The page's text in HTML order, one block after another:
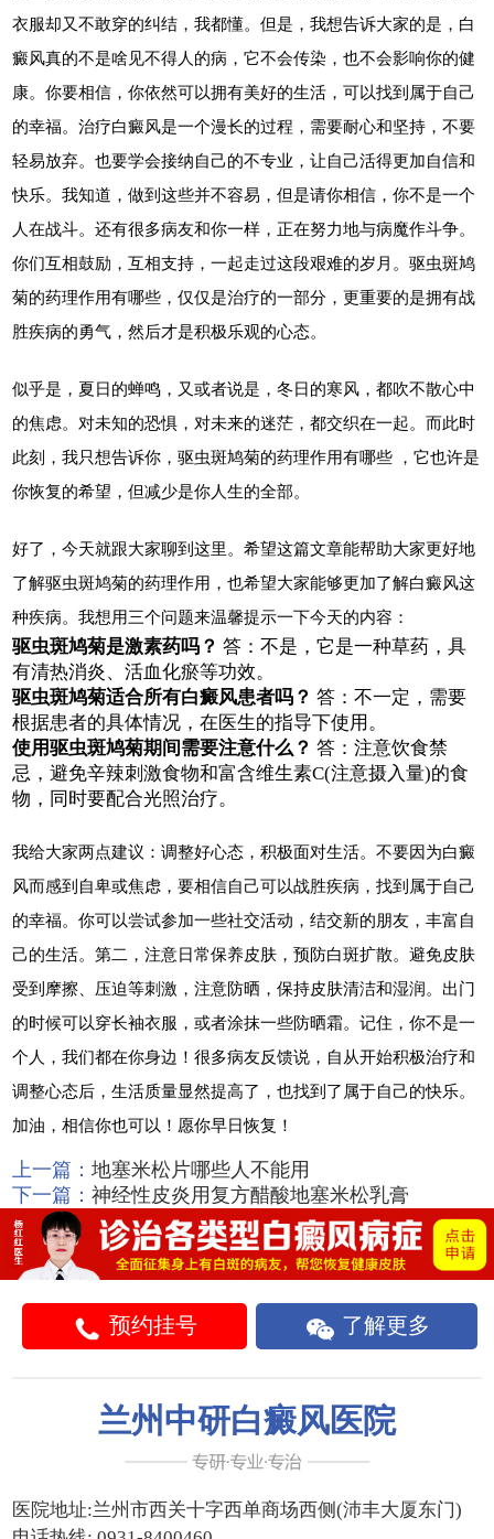
衣服却又不敢穿的纠结，我都懂。但是，我想告诉大家的是，白
癜风真的不是啥见不得人的病，它不会传染，也不会影响你的健
康。你要相信，你依然可以拥有美好的生活，可以找到属于自己
的幸福。治疗白癜风是一个漫长的过程，需要耐心和坚持，不要
轻易放弃。也要学会接纳自己的不专业，让自己活得更加自信和
快乐。我知道，做到这些并不容易，但是请你相信，你不是一个
人在战斗。还有很多病友和你一样，正在努力地与病魔作斗争。
你们互相鼓励，互相支持，一起走过这段艰难的岁月。驱虫斑鸠
菊的药理作用有哪些，仅仅是治疗的一部分，更重要的是拥有战
胜疾病的勇气，然后才是积极乐观的心态。
似乎是，夏日的蝉鸣，又或者说是，冬日的寒风，都吹不散心中
的焦虑。对未知的恐惧，对未来的迷茫，都交织在一起。而此时
此刻，我只想告诉你，驱虫斑鸠菊的药理作用有哪些 ，它也许是
你恢复的希望，但减少是你人生的全部。
好了，今天就跟大家聊到这里。希望这篇文章能帮助大家更好地
了解驱虫斑鸠菊的药理作用，也希望大家能够更加了解白癜风这
种疾病。我想用三个问题来温馨提示一下今天的内容：
驱虫斑鸠菊是激素药吗？ 答：不是，它是一种草药，具
有清热消炎、活血化瘀等功效。
驱虫斑鸠菊适合所有白癜风患者吗？ 答：不一定，需要
根据患者的具体情况，在医生的指导下使用。
使用驱虫斑鸠菊期间需要注意什么？ 答：注意饮食禁
忌，避免辛辣刺激食物和富含维生素C(注意摄入量)的食
物，同时要配合光照治疗。
我给大家两点建议：调整好心态，积极面对生活。不要因为白癜
风而感到自卑或焦虑，要相信自己可以战胜疾病，找到属于自己
的幸福。你可以尝试参加一些社交活动，结交新的朋友，丰富自
己的生活。第二，注意日常保养皮肤，预防白斑扩散。避免皮肤
受到摩擦、压迫等刺激，注意防晒，保持皮肤清洁和湿润。出门
的时候可以穿长袖衣服，或者涂抹一些防晒霜。记住，你不是一
个人，我们都在你身边！很多病友反馈说，自从开始积极治疗和
调整心态后，生活质量显然提高了，也找到了属于自己的快乐。
加油，相信你也可以！愿你早日恢复！
上一篇：地塞米松片哪些人不能用
下一篇：神经性皮炎用复方醋酸地塞米松乳膏
预约挂号 了解更多
兰州中研白癜风医院
医院地址:兰州市西关十字西单商场西侧(沛丰大厦东门)